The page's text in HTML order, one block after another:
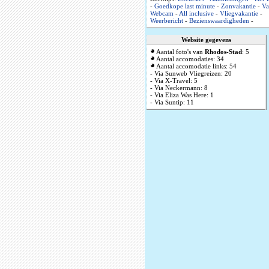
- Goedkope last minute- Zonvakantie-
Webcam-All inclusive- Vliegvakantie-
Weerbericht- Bezienswaardigheden-
Website gegevens
Aantal foto's van Rhodos-Stad: 5
Aantal accomodaties: 34
Aantal accomodatie links: 54
- Via Sunweb Vliegreizen: 20
- Via X-Travel: 5
- Via Neckermann: 8
- Via Eliza Was Here: 1
- Via Suntip: 11